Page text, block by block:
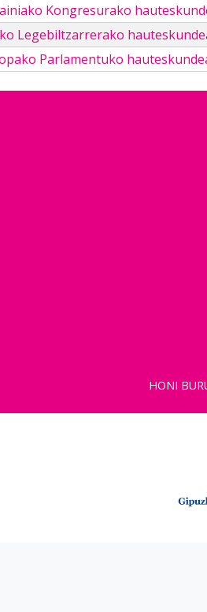
Kongresurako
Legebiltzarrerako
Parlamentuko
HONI